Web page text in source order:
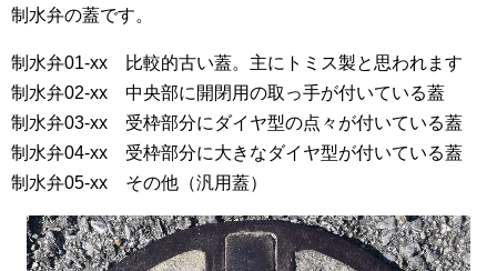
制水弁の蓋です。
制水弁01-xx 比較的古い蓋。主にトミス製と思われます
制水弁02-xx 中央部に開閉用の取っ手が付いている蓋
制水弁03-xx 受枠部分にダイヤ型の点々が付いている蓋
制水弁04-xx 受枠部分に大きなダイヤ型が付いている蓋
制水弁05-xx その他（汎用蓋）